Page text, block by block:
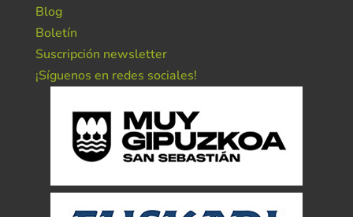
Blog
Boletín
Suscripción newsletter
¡Síguenos en redes sociales!